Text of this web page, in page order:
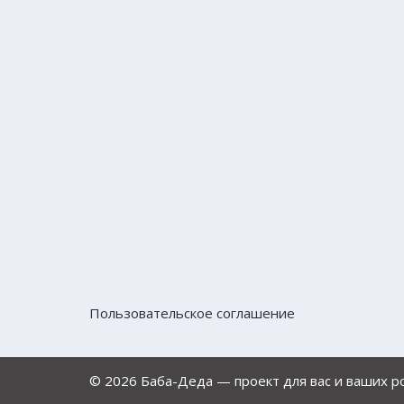
Пользовательское соглашение
© 2026 Баба-Деда — проект для вас и ваших